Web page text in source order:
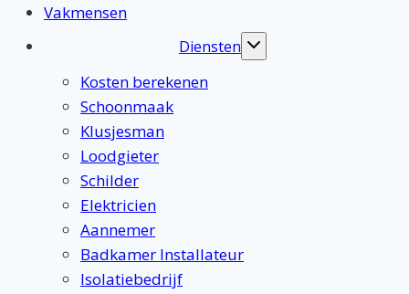
Vakmensen
Diensten
Toggle
Kosten berekenen
Schoonmaak
Klusjesman
Loodgieter
Schilder
Elektricien
Aannemer
Badkamer Installateur
Isolatiebedrijf